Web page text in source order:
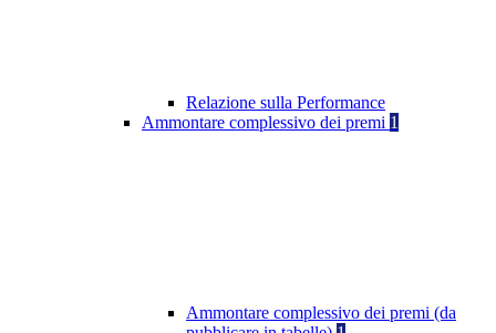
Relazione sulla Performance
Ammontare complessivo dei premi 1
Ammontare complessivo dei premi (da